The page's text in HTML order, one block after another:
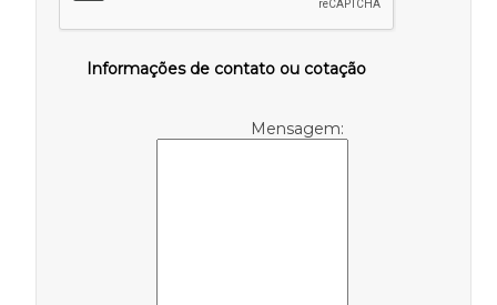
Informações de contato ou cotação
Mensagem: